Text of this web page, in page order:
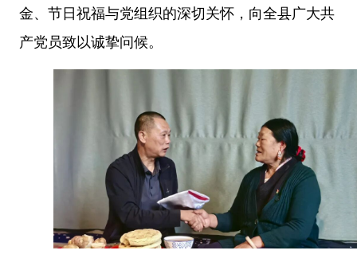
金、节日祝福与党组织的深切关怀，向全县广大共
产党员致以诚挚问候。